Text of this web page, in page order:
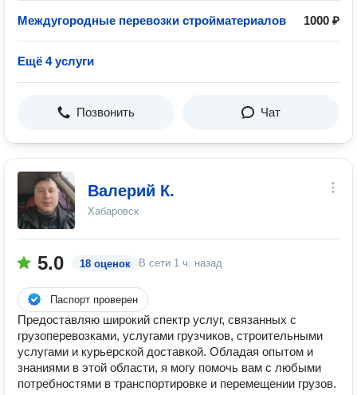
Междугородные перевозки стройматериалов 1000 ₽
Ещё 4 услуги
Позвонить Чат
Валерий К.
Хабаровск
5.0 18 оценок В сети 1 ч. назад
Паспорт проверен
Предоставляю широкий спектр услуг, связанных с
грузоперевозками, услугами грузчиков, строительными
услугами и курьерской доставкой. Обладая опытом и
знаниями в этой области, я могу помочь вам с любыми
потребностями в транспортировке и перемещении грузов.